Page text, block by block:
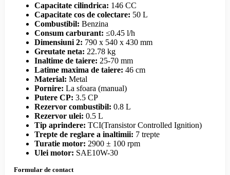
Capacitate cilindrica: 146 CC
Capacitate cos de colectare: 50 L
Combustibil: Benzina
Consum carburant: ≤0.45 l/h
Dimensiuni 2: 790 x 540 x 430 mm
Greutate neta: 22.78 kg
Inaltime de taiere: 25-70 mm
Latime maxima de taiere: 46 cm
Material: Metal
Pornire: La sfoara (manual)
Putere CP: 3.5 CP
Rezervor combustibil: 0.8 L
Rezervor ulei: 0.5 L
Tip aprindere: TCI(Transistor Controlled Ignition)
Trepte de reglare a inaltimii: 7 trepte
Turatie motor: 2900 ± 100 rpm
Ulei motor: SAE10W-30
Formular de contact